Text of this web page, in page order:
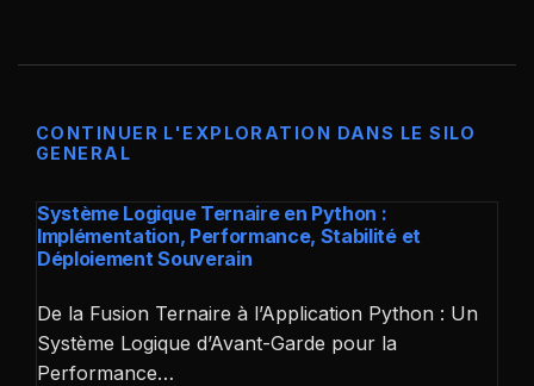
CONTINUER L'EXPLORATION DANS LE SILO
GENERAL
Système Logique Ternaire en Python :
Implémentation, Performance, Stabilité et
Déploiement Souverain
De la Fusion Ternaire à l’Application Python : Un
Système Logique d’Avant-Garde pour la
Performance…